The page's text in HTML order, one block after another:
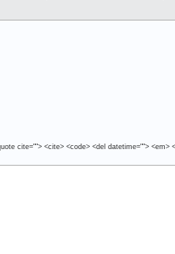
cite=""> <cite> <code> <del datetime=""> <em>